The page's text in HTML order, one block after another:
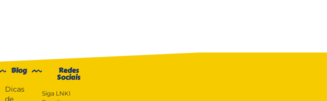
Blog
Dicas
de
Redes
Sociais
Siga LNKI